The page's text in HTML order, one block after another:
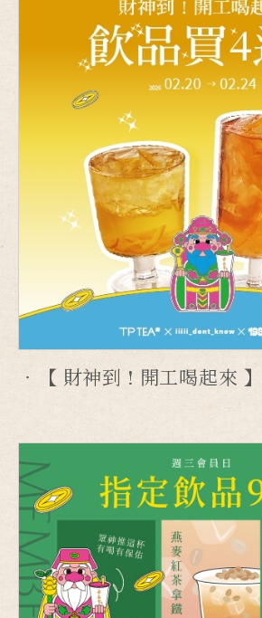
【 財神到 ! 開工喝起來 】